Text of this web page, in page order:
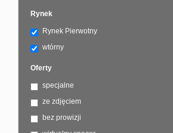
Rynek
Rynek Pierwotny
wtórny
Oferty
specjalne
ze zdjęciem
bez prowizji